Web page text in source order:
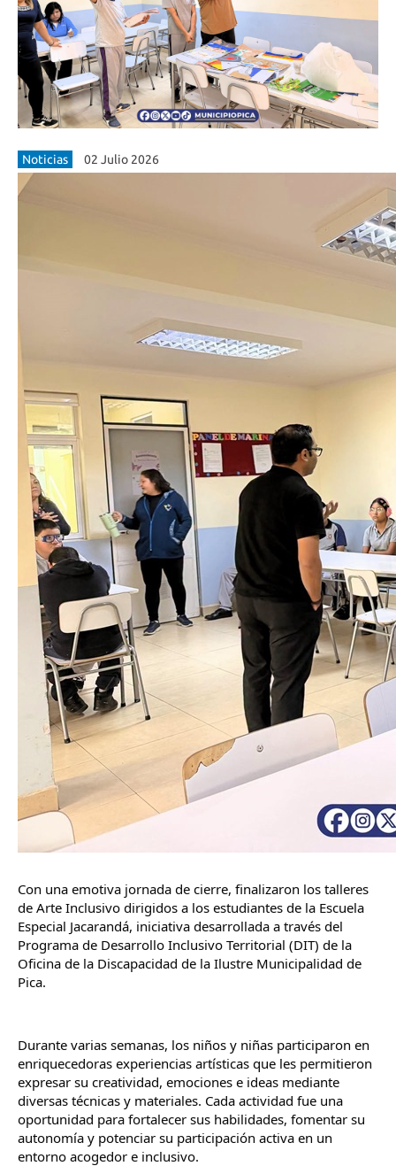
Noticias 02 Julio 2026
Con una emotiva jornada de cierre, finalizaron los talleres
de Arte Inclusivo dirigidos a los estudiantes de la Escuela
Especial Jacarandá, iniciativa desarrollada a través del
Programa de Desarrollo Inclusivo Territorial (DIT) de la
Oficina de la Discapacidad de la Ilustre Municipalidad de
Pica.
Durante varias semanas, los niños y niñas participaron en
enriquecedoras experiencias artísticas que les permitieron
expresar su creatividad, emociones e ideas mediante
diversas técnicas y materiales. Cada actividad fue una
oportunidad para fortalecer sus habilidades, fomentar su
autonomía y potenciar su participación activa en un
entorno acogedor e inclusivo.